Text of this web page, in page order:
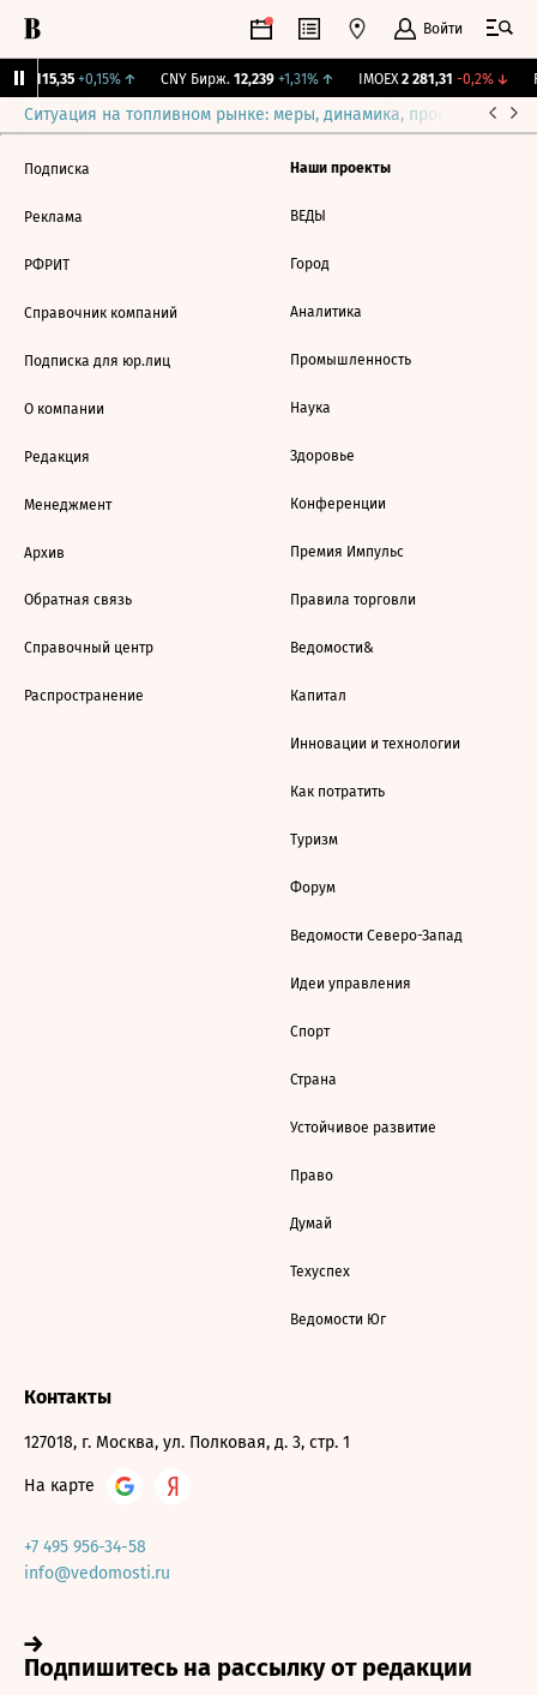
Войти
115,35 +0,15%↑ CNY Бирж. 12,239 +1,31%↑ IMOEX 2 281,31 -0,2%↓
Ситуация на топливном рынке: меры, динамика, прогнозы
Подписка
Реклама
РФРИТ
Справочник компаний
Подписка для юр.лиц
О компании
Редакция
Менеджмент
Архив
Обратная связь
Справочный центр
Распространение
Наши проекты
ВЕДЫ
Город
Аналитика
Промышленность
Наука
Здоровье
Конференции
Премия Импульс
Правила торговли
Ведомости&
Капитал
Инновации и технологии
Как потратить
Туризм
Форум
Ведомости Северо-Запад
Идеи управления
Спорт
Страна
Устойчивое развитие
Право
Думай
Техуспех
Ведомости Юг
Контакты
127018, г. Москва, ул. Полковая, д. 3, стр. 1
На карте
+7 495 956-34-58
info@vedomosti.ru